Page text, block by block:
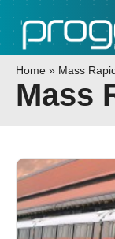
Home » Mass
Mass